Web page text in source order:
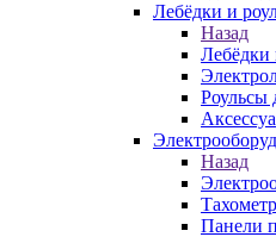
Лебёдки и
Назад
Лебёдки
Роульсы
Назад
Панели